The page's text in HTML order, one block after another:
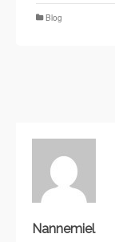
Blog
Nannemiel